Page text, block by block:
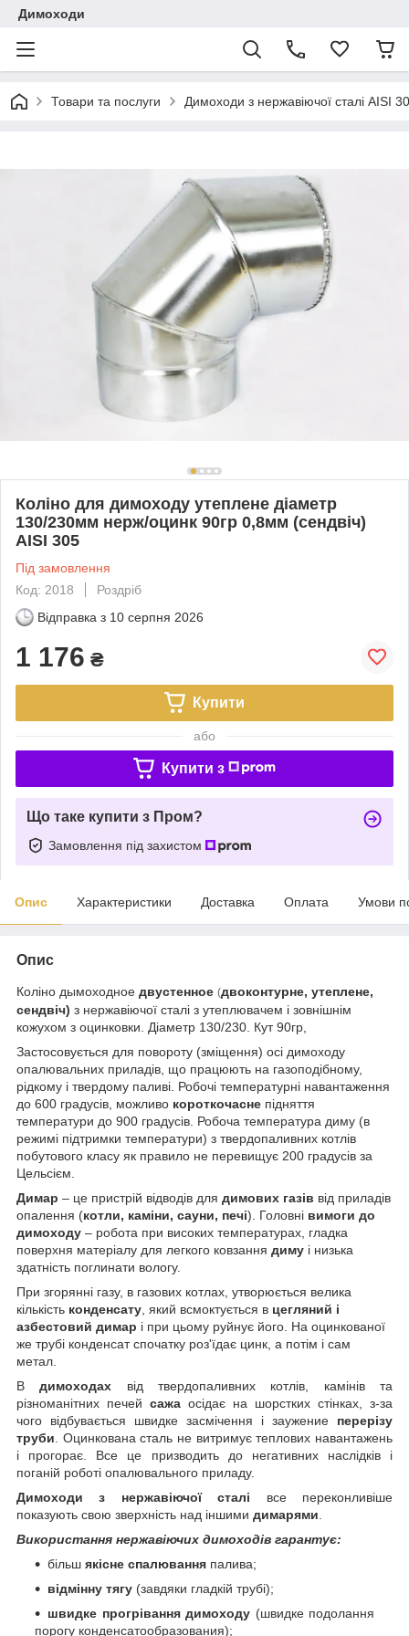
Димоходи
Товари та послуги Димоходи з нержавіючої сталі
Коліно для димоходу утеплене діаметр
130/230мм нерж/оцинк 90гр 0,8мм (сендвіч)
AISI 305
Під замовлення
Код: 2018
Роздріб
Відправка з 10 серпня 2026
1 176 ₴
Купити
або
Купити з
Що таке купити з Пром?
Замовлення під захистом
Опис Характеристики Доставка Оплата Умови
Опис
Коліно дымоходное двустенное (двоконтурне, утеплене,
сендвіч) з нержавіючої сталі з утеплювачем і зовнішнім
кожухом з оцинковки. Діаметр 130/230. Кут 90гр,
Застосовується для повороту (зміщення) осі димоходу
опалювальних приладів, що працюють на газоподібному,
рідкому і твердому паливі. Робочі температурні навантаження
до 600 градусів, можливо короткочасне підняття
температури до 900 градусів. Робоча температура диму (в
режимі підтримки температури) з твердопаливних котлів
побутового класу як правило не перевищує 200 градусів за
Цельсієм.
Димар – це пристрій відводів для димових газів від приладів
опалення (котли, каміни, сауни, печі). Головні вимоги до
димоходу – робота при високих температурах, гладка
поверхня матеріалу для легкого ковзання диму і низька
здатність поглинати вологу.
При згорянні газу, в газових котлах, утворюється велика
кількість конденсату , який всмоктується в цегляний і
азбестовий димар і при цьому руйнує його. На оцинкованої
же трубі конденсат спочатку роз'їдає цинк, а потім і сам
метал.
Вдимоходах від твердопаливних котлів, камінів та
різноманітних печей сажа осідає на шорстких стінках, з-за
чого відбувається швидке засмічення і заужение перерізу
труби . Оцинкована сталь не витримує теплових навантажень
і прогорає. Все це призводить до негативних наслідків і
поганій роботі опалювального приладу.
Димоходи з нержавіючої сталі все переконливіше
показують свою зверхність над іншими димарями
Використання нержавіючих димоходів гарантує:
більш якісне спалювання палива;
відмінну тягу (завдяки гладкій трубі);
швидке прогрівання димоходу (швидке подолання
порогу конденсатообразования);